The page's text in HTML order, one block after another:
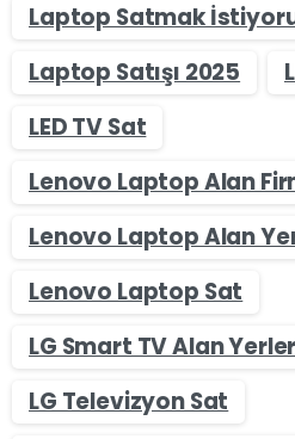
Laptop Satmak
Laptop Satışı 2025
LED TV Sat
Lenovo Laptop Alan
Lenovo Laptop Alan
Lenovo Laptop Sat
LG Smart TV Alan Yerler
LG Televizyon Sat